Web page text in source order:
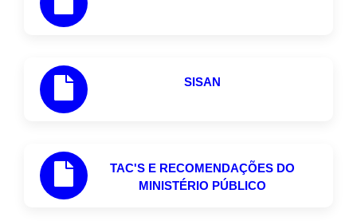
SISAN
TAC'S E RECOMENDAÇÕES DO
MINISTÉRIO PÚBLICO